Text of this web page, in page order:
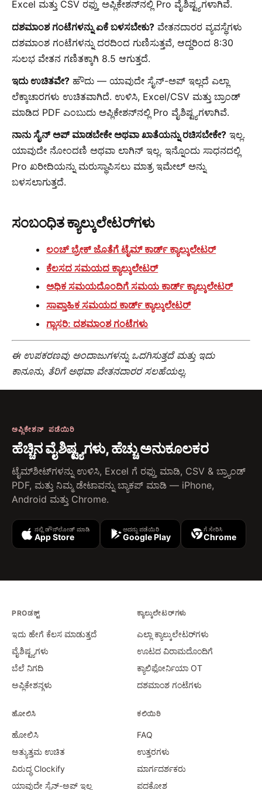
Excel ಮತ್ತು CSV ರಫ್ತು ಅಪ್ಲಿಕೇಶನ್‌ನಲ್ಲಿ Pro ವೈಶಿಷ್ಟ್ಯಗಳಾಗಿವೆ.
ದಶಮಾಂಶ ಗಂಟೆಗಳನ್ನು ಏಕೆ ಬಳಸಬೇಕು? ವೇತನದಾರರ ವ್ಯವಸ್ಥೆಗಳು
ದಶಮಾಂಶ ಗಂಟೆಗಳನ್ನು ದರದಿಂದ ಗುಣಿಸುತ್ತವೆ, ಆದ್ದರಿಂದ 8:30
ಸುಲಭ ವೇತನ ಗಣಿತಕ್ಕಾಗಿ 8.5 ಆಗುತ್ತದೆ.
ಇದು ಉಚಿತವೇ? ಹೌದು — ಯಾವುದೇ ಸೈನ್-ಅಪ್ ಇಲ್ಲದೆ ಎಲ್ಲಾ
ಲೆಕ್ಕಾಚಾರಗಳು ಉಚಿತವಾಗಿದೆ. ಉಳಿಸಿ, Excel/CSV ಮತ್ತು ಬ್ರಾಂಡ್
ಮಾಡಿದ PDF ಎಂಬುದು ಅಪ್ಲಿಕೇಶನ್‌ನಲ್ಲಿ Pro ವೈಶಿಷ್ಟ್ಯಗಳಾಗಿವೆ.
ನಾನು ಸೈನ್ ಅಪ್ ಮಾಡಬೇಕೇ ಅಥವಾ ಖಾತೆಯನ್ನು ರಚಿಸಬೇಕೇ? ಇಲ್ಲ.
ಯಾವುದೇ ನೋಂದಣಿ ಅಥವಾ ಲಾಗಿನ್ ಇಲ್ಲ. ಇನ್ನೊಂದು ಸಾಧನದಲ್ಲಿ
Pro ಖರೀದಿಯನ್ನು ಮರುಸ್ಥಾಪಿಸಲು ಮಾತ್ರ ಇಮೇಲ್ ಅನ್ನು
ಬಳಸಲಾಗುತ್ತದೆ.
ಸಂಬಂಧಿತ ಕ್ಯಾಲ್ಕುಲೇಟರ್‌ಗಳು
ಲಂಚ್ ಬ್ರೇಕ್ ಜೊತೆಗೆ ಟೈಮ್ ಕಾರ್ಡ್ ಕ್ಯಾಲ್ಕುಲೇಟರ್
ಕೆಲಸದ ಸಮಯದ ಕ್ಯಾಲ್ಕುಲೇಟರ್
ಅಧಿಕ ಸಮಯದೊಂದಿಗೆ ಸಮಯ ಕಾರ್ಡ್ ಕ್ಯಾಲ್ಕುಲೇಟರ್
ಸಾಪ್ತಾಹಿಕ ಸಮಯದ ಕಾರ್ಡ್ ಕ್ಯಾಲ್ಕುಲೇಟರ್
ಗ್ಲಾಸರಿ: ದಶಮಾಂಶ ಗಂಟೆಗಳು
ಈ ಉಪಕರಣವು ಅಂದಾಜುಗಳನ್ನು ಒದಗಿಸುತ್ತದೆ ಮತ್ತು ಇದು
ಕಾನೂನು, ತೆರಿಗೆ ಅಥವಾ ವೇತನದಾರರ ಸಲಹೆಯಲ್ಲ.
ಅಪ್ಲಿಕೇಶನ್ ಪಡೆಯಿರಿ
ಹೆಚ್ಚಿನ ವೈಶಿಷ್ಟ್ಯಗಳು, ಹೆಚ್ಚು ಅನುಕೂಲಕರ
ಟೈಮ್‌ಶೀಟ್‌ಗಳನ್ನು ಉಳಿಸಿ, Excel ಗೆ ರಫ್ತು ಮಾಡಿ, CSV & ಬ್ರ್ಯಾಂಡ್
PDF, ಮತ್ತು ನಿಮ್ಮ ಡೇಟಾವನ್ನು ಬ್ಯಾಕಪ್ ಮಾಡಿ — iPhone,
Android ಮತ್ತು Chrome.
ನಲ್ಲಿ ಡೌನ್‌ಲೋಡ್ ಮಾಡಿ
App Store
ಅದನ್ನು ಪಡೆಯಿರಿ
Google Play
ಗೆ ಸೇರಿಸಿ
Chrome
PROಡಕ್ಟ್
ಇದು ಹೇಗೆ ಕೆಲಸ ಮಾಡುತ್ತದೆ
ವೈಶಿಷ್ಟ್ಯಗಳು
ಬೆಲೆ ನಿಗದಿ
ಅಪ್ಲಿಕೇಶನ್ಗಳು
ಕ್ಯಾಲ್ಕುಲೇಟರ್‌ಗಳು
ಎಲ್ಲಾ ಕ್ಯಾಲ್ಕುಲೇಟರ್‌ಗಳು
ಊಟದ ವಿರಾಮದೊಂದಿಗೆ
ಕ್ಯಾಲಿಫೋರ್ನಿಯಾ OT
ದಶಮಾಂಶ ಗಂಟೆಗಳು
ಹೋಲಿಸಿ
ಹೋಲಿಸಿ
ಅತ್ಯುತ್ತಮ ಉಚಿತ
ವಿರುದ್ಧ Clockify
ಯಾವುದೇ ಸೈನ್-ಅಪ್ ಇಲ್ಲ
ಕಲಿಯಿರಿ
FAQ
ಉತ್ತರಗಳು
ಮಾರ್ಗದರ್ಶಕರು
ಪದಕೋಶ